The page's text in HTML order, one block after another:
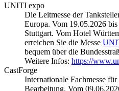
UNITI expo
Die Leitmesse der
Europa. Vom 19.05.2026
Stuttgart. Vom Hotel
erreichen Sie die Messe
bequem über die
Weitere Infos: https://
CastForge
Internationale Fachmesse
Bearbeitung. Vom